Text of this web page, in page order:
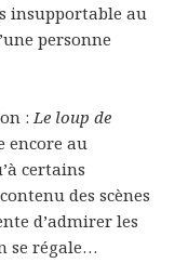
insupportable au
personne
:Le loup de
encore au
certains
des scènes
d’admirer les
se régale…